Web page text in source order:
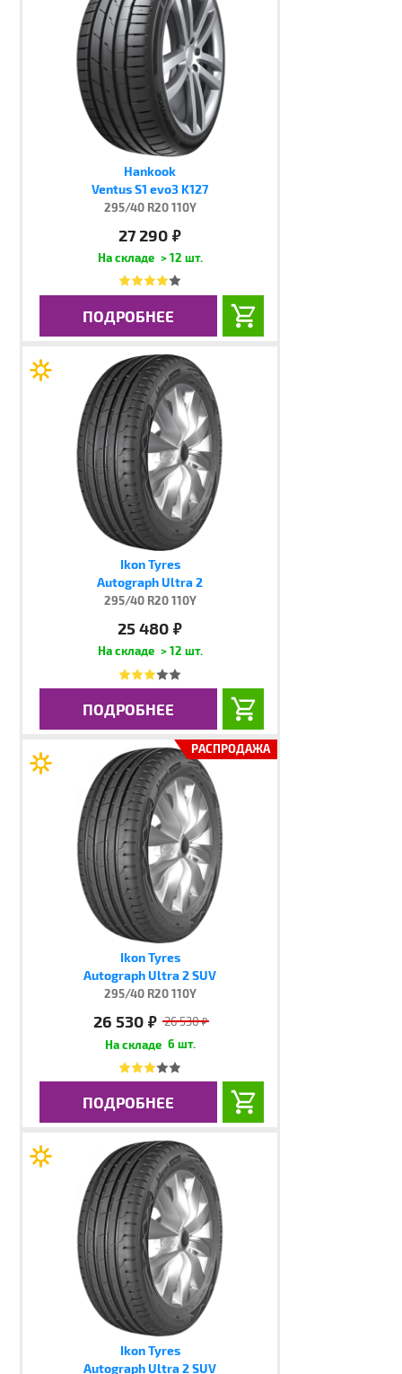
Hankook
Ventus S1 evo3 K127
295/40 R20 110Y
27 290 руб.
> 12 шт.
ПОДРОБНЕЕ
Ikon Tyres
Autograph Ultra 2
295/40 R20 110Y
25 480 руб.
> 12 шт.
ПОДРОБНЕЕ
РАСПРОДАЖА
Ikon Tyres
Autograph Ultra 2 SUV
295/40 R20 110Y
26 530 руб. 26 530руб.
6 шт.
ПОДРОБНЕЕ
Ikon Tyres
Autograph Ultra 2 SUV